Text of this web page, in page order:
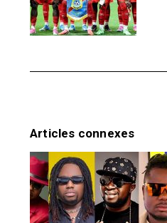
Articles connexes